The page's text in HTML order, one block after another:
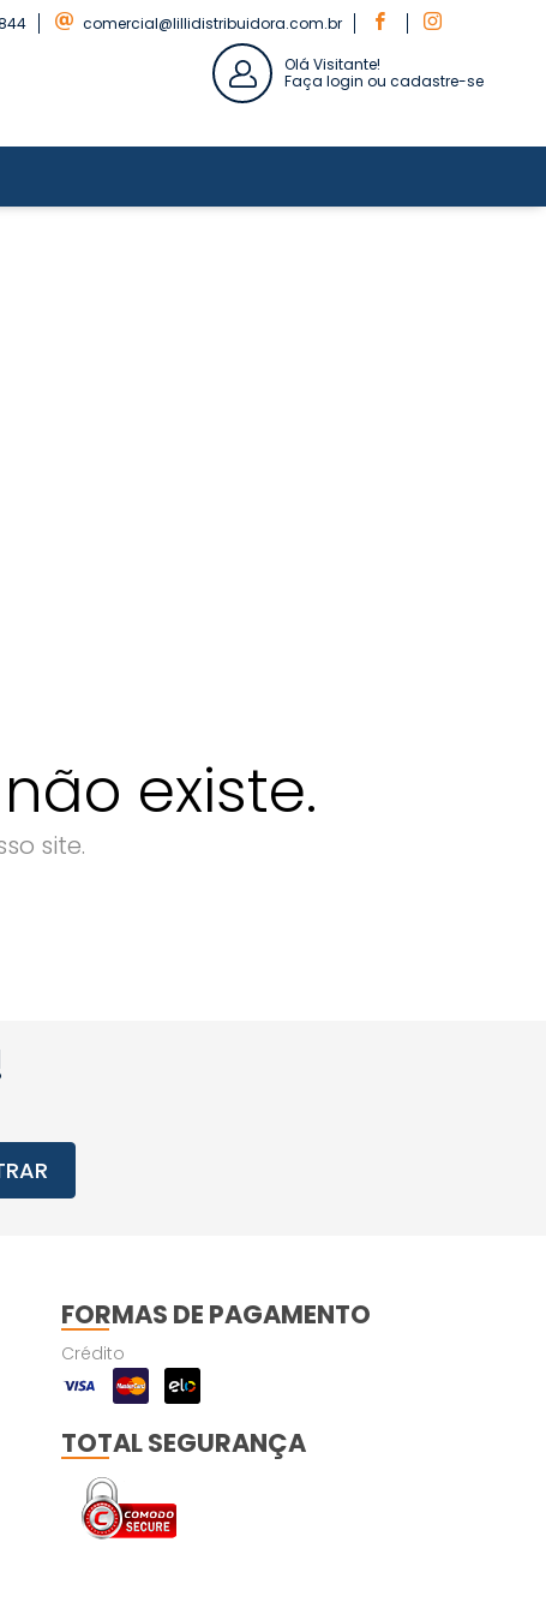
comercial@lillidistribuidora.com.br
Olá Visitante!
Faça login ou cadastre-se
existe.
site.
FORMAS DE PAGAMENTO
Crédito
TOTAL SEGURANÇA